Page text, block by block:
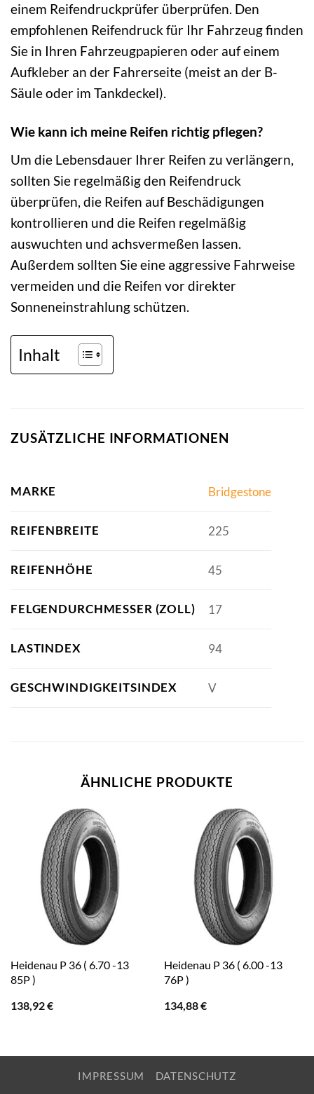
einem Reifendruckprüfer überprüfen. Den
empfohlenen Reifendruck für Ihr Fahrzeug finden
Sie in Ihren Fahrzeugpapieren oder auf einem
Aufkleber an der Fahrerseite (meist an der B-
Säule oder im Tankdeckel).
Wie kann ich meine Reifen richtig pflegen?
Um die Lebensdauer Ihrer Reifen zu verlängern,
sollten Sie regelmäßig den Reifendruck
überprüfen, die Reifen auf Beschädigungen
kontrollieren und die Reifen regelmäßig
auswuchten und achsvermeßen lassen.
Außerdem sollten Sie eine aggressive Fahrweise
vermeiden und die Reifen vor direkter
Sonneneinstrahlung schützen.
Inhalt
ZUSÄTZLICHE INFORMATIONEN
MARKE Bridgestone
REIFENBREITE 225
REIFENHÖHE 45
FELGENDURCHMESSER (ZOLL) 17
LASTINDEX 94
GESCHWINDIGKEITSINDEX V
ÄHNLICHE PRODUKTE
Heidenau P 36 ( 6.70 -13
85P )
138,92€
Heidenau P 36 ( 6.00 -13
76P )
134,88€
IMPRESSUM DATENSCHUTZ